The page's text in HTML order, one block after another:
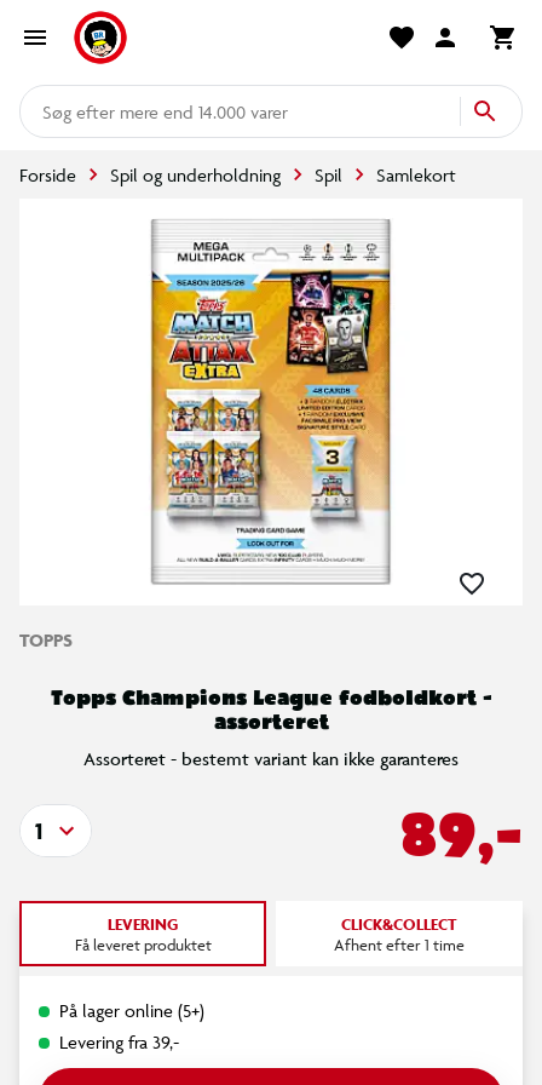
mere end 14.000 varer
Forside Spil og underholdning Spil Samlekort
TOPPS
Topps Champions League fodboldkort -
assorteret
Assorteret - bestemt variant kan ikke garanteres
89,-
1
LEVERING
Få leveret produktet
CLICK&COLLECT
Afhent efter 1 time
På lager online (5+)
Levering fra 39,-